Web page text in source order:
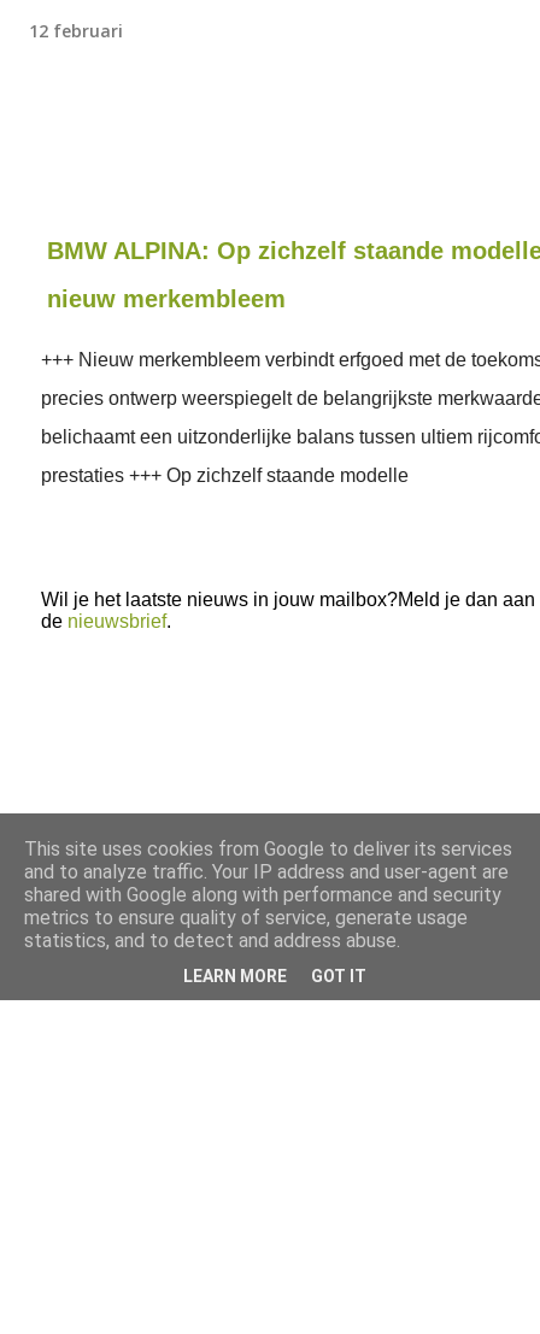
12 februari
BMW ALPINA: Op zichzelf staande
nieuw merkembleem
+++ Nieuw merkembleem verbindt erfgoed met de
precies ontwerp weerspiegelt de belangrijkste
belichaamt een uitzonderlijke balans tussen ultiem
prestaties +++ Op zichzelf staande modelle
Wil je het laatste nieuws in jouw mailbox?Meld je dan aan
de nieuwsbrief.
This site uses cookies from Google to deliver its services
and to analyze traffic. Your IP address and user-agent are
shared with Google along with performance and security
metrics to ensure quality of service, generate usage
statistics, and to detect and address abuse.
LEARN MORE GOT IT